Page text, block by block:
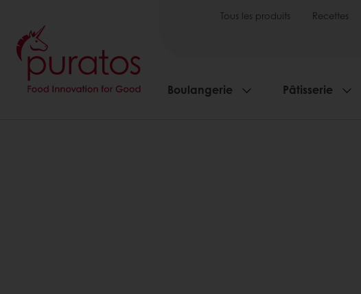
Tous les produits Recettes
Boulangerie Pâtisserie